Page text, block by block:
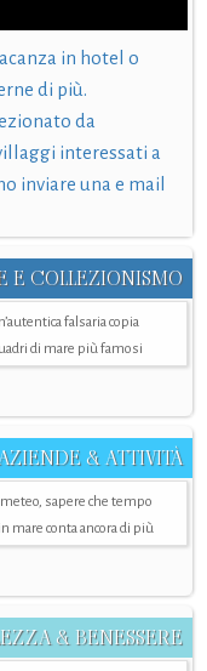
in hotel o
di più.
da
interessati a
inviare una e mail
E COLLEZIONISMO
falsaria copia
di mare più famosi
& ATTIVITÀ
sapere che tempo
mare conta ancora di più
& BENESSERE